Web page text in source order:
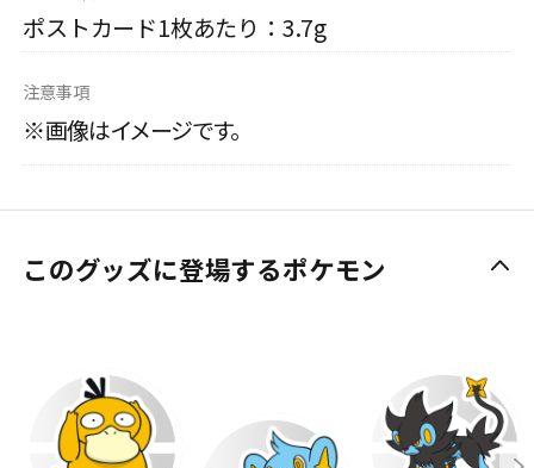
ポストカード1枚あたり：3.7g
注意事項
※画像はイメージです。
このグッズに登場するポケモン